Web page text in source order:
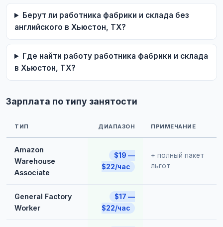
Берут ли работника фабрики и склада без
английского в Хьюстон, TX?
Где найти работу работника фабрики и склада
в Хьюстон, TX?
Зарплата по типу занятости
ТИП ДИАПАЗОН ПРИМЕЧАНИЕ
Amazon
Warehouse
Associate
$19 —
$22/час
+ полный пакет
льгот
General Factory
Worker
$17 —
$22/час